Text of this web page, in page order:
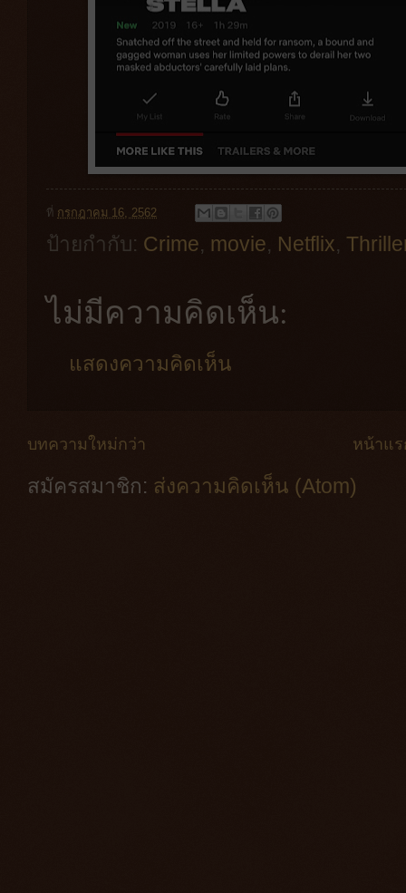
ที่ กรกฎาคม 16, 2562
ป้ายกำกับ: Crime, movie, Netflix,
ไม่มีความคิดเห็น:
แสดงความคิดเห็น
บทความใหม่กว่า หน้าแร
สมัครสมาชิก: ส่งความคิดเห็น (Atom)